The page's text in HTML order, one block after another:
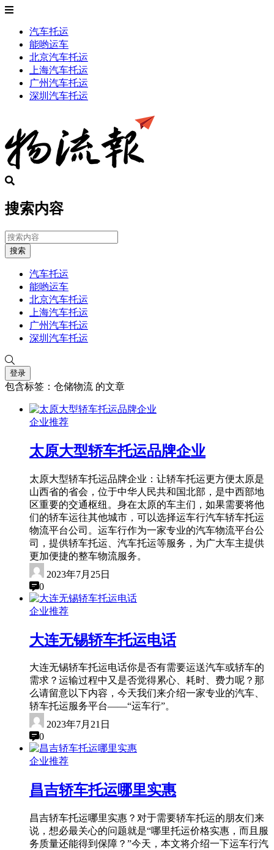
汽车托运
能哟运车
北京汽车托运
上海汽车托运
广州汽车托运
深圳汽车托运
搜索内容
搜索
汽车托运
能哟运车
北京汽车托运
上海汽车托运
广州汽车托运
深圳汽车托运
登录
包含标签：仓储物流 的文章
企业推荐
太原大型轿车托运品牌企业
太原大型轿车托运品牌企业：让轿车托运更方便太原是
山西省的省会，位于中华人民共和国北部，是中西部地
区重要的交通枢纽。身在太原的车主们，如果需要将他
们的轿车运往其他城市，可以选择运车行汽车轿车托运
物流平台公司。运车行作为一家专业的汽车物流平台公
司，提供轿车托运、汽车托运等服务，为广大车主提供
更加便捷的整车物流服务。
2023年7月25日
0
企业推荐
大连无锡轿车托运电话
大连无锡轿车托运电话你是否有需要运送汽车或轿车的
需求？运输过程中又是否觉得累心、耗时、费力呢？那
么请留意以下内容，今天我们来介绍一家专业的汽车、
轿车托运服务平台——“运车行”。
2023年7月21日
0
企业推荐
昌吉轿车托运哪里实惠
昌吉轿车托运哪里实惠？对于需要轿车托运的朋友们来
说，想必最关心的问题就是“哪里托运价格实惠，而且服
务质量还能得到保障？”今天，本文将介绍一下运车行汽